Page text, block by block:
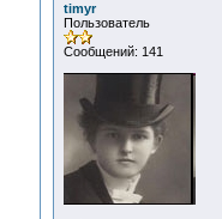
timyr
Пользователь
Сообщений: 141